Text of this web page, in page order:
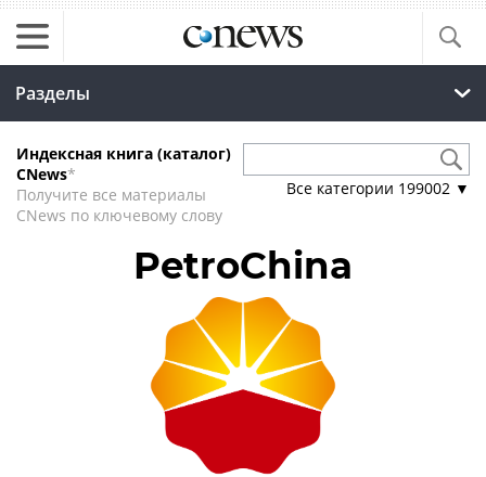
Разделы
Индексная книга (каталог)
CNews*
Получите все материалы
CNews по ключевому слову
Все категории 199002 ▼
PetroChina